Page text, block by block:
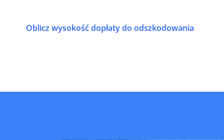
Oblicz wysokość dopłaty do odszkodowania